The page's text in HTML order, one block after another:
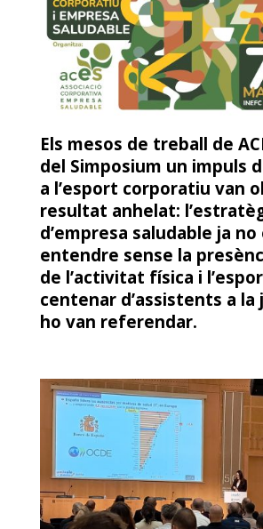
Els mesos de treball de
del Simposium un impuls
a l’esport corporatiu van
resultat anhelat:
d’empresa saludable ja
entendre sense la
de l’activitat física i
centenar d’assistents a la
ho van referendar.